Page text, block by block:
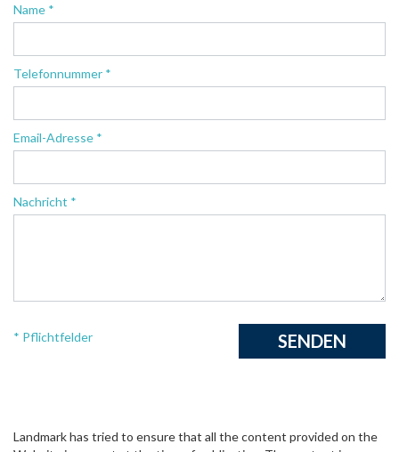
Name *
Telefonnummer *
Email-Adresse *
Nachricht *
* Pflichtfelder
Landmark has tried to ensure that all the content provided on the